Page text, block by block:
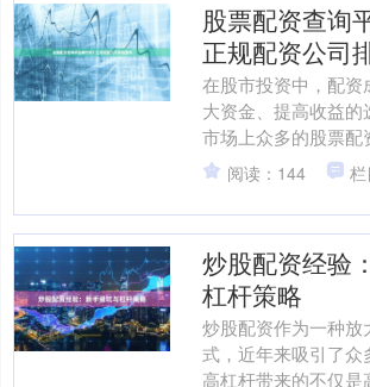
股票配资查询
正规配资公司
在股市投资中，配资
大资金、提高收益
市场上众多的股票配
一个安全可靠的正规
多投资者关注的焦
阅读：144
炒股配资经验
杠杆策略
炒股配资作为一种放
式，近年来吸引了众
高杠杆带来的不仅是